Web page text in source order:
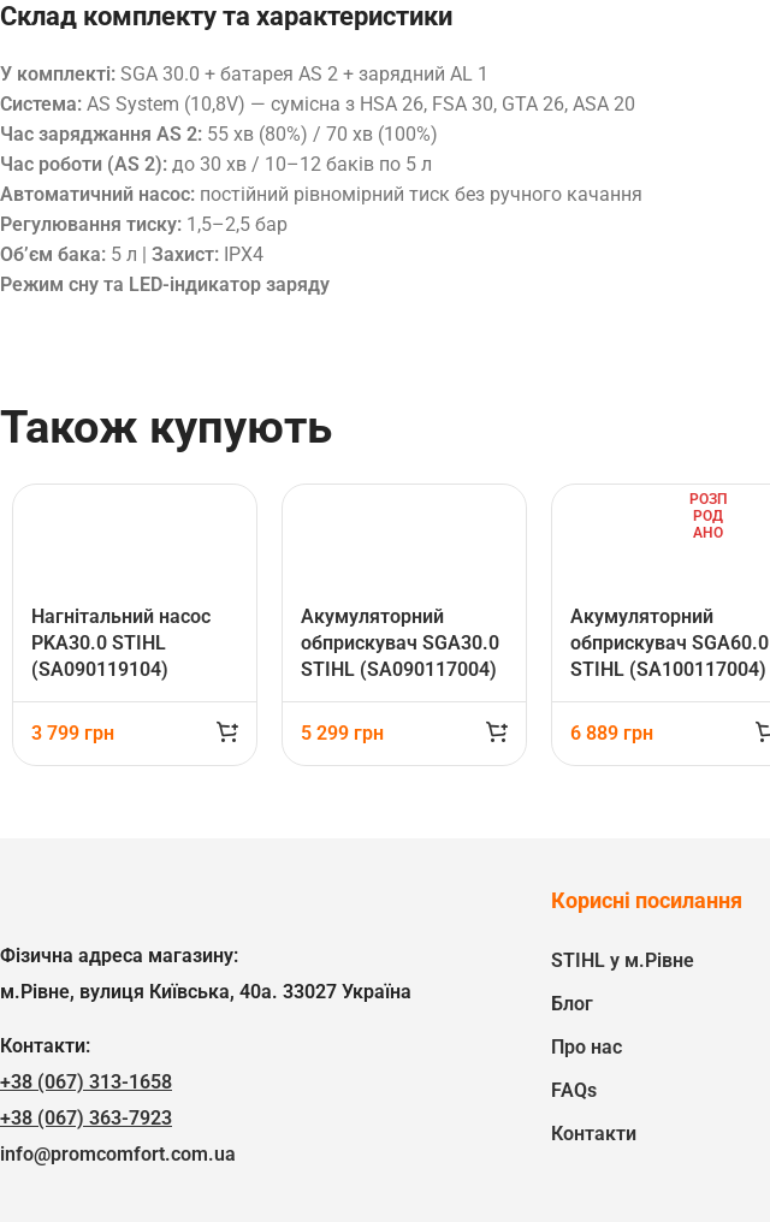
Склад комплекту та характеристики
У комплекті: SGA 30.0 + батарея AS 2 + зарядний AL 1
Система: AS System (10,8V) — сумісна з HSA 26, FSA 30, GTA 26, ASA 20
Час заряджання AS 2: 55 хв (80%) / 70 хв (100%)
Час роботи (AS 2): до 30 хв / 10–12 баків по 5 л
Автоматичний насос: постійний рівномірний тиск без ручного качання
Регулювання тиску: 1,5–2,5 бар
Об’єм бака: 5 л | Захист: IPX4
Режим сну та LED-індикатор заряду
Також купують
Нагнітальний насос
PKA30.0 STIHL
(SA090119104)
3 799 грн
Акумуляторний
обприскувач SGA30.0
STIHL (SA090117004)
5 299 грн
РОЗП
РОД
АНО
Акумуляторний
обприскувач SGA60.0
STIHL (SA100117004)
6 889 грн
Фізична адреса магазину:
м.Рівне, вулиця Київська, 40а. 33027 Україна
Контакти:
+38 (067) 313-1658
+38 (067) 363-7923
info@promcomfort.com.ua
Корисні посилання
STIHL у м.Рівне
Блог
Про нас
FAQs
Контакти